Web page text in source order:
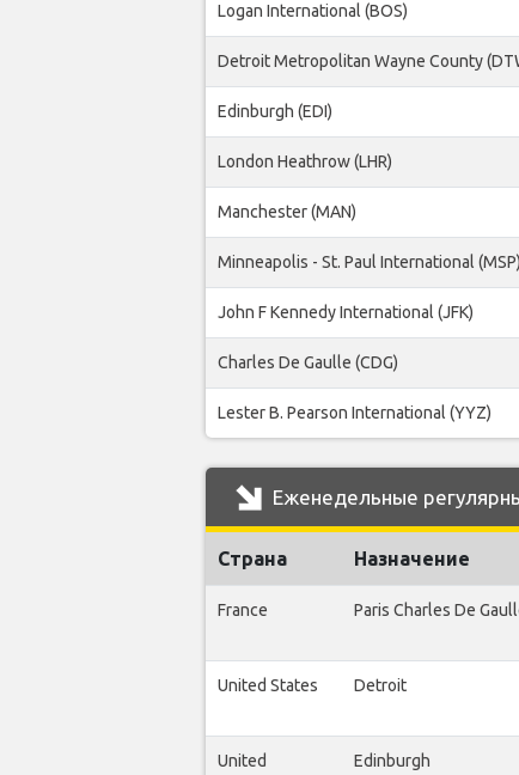
Logan International (BOS)
Detroit Metropolitan Wayne County
Edinburgh (EDI)
London Heathrow (LHR)
Manchester (MAN)
Minneapolis - St. Paul International (MSP)
John F Kennedy International (JFK)
Charles De Gaulle (CDG)
Lester B. Pearson International (YYZ)
Еженедельные
Страна Назначение
France Paris Charles De
United States Detroit
United
Edinburgh